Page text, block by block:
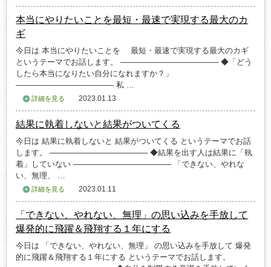
本当にやりたいことを最短・最速で実現する最大のカ
ギ
今日は 本当にやりたいことを 最短・最速で実現する最大のカギ
というテーマでお話します。 ────────────────── ◆「どう
したら本当になりたい自分になれますか？」
────────────────── 私 …
詳細を見る 2023.01.13
結果に執着しないと結果がついてくる
今日は 結果に執着しないと 結果がついてくる というテーマでお話
します。 ────────────────── ◆結果を出す人は結果に「執
着」していない ────────────────── 「できない、やれな
い、無理、 …
詳細を見る 2023.01.11
「できない、やれない、無理」の思い込みを手放して
爆発的に飛躍＆飛翔する１年にする
今日は 「できない、やれない、無理」 の思い込みを手放して 爆発
的に飛躍＆飛翔する１年にする というテーマでお話します。